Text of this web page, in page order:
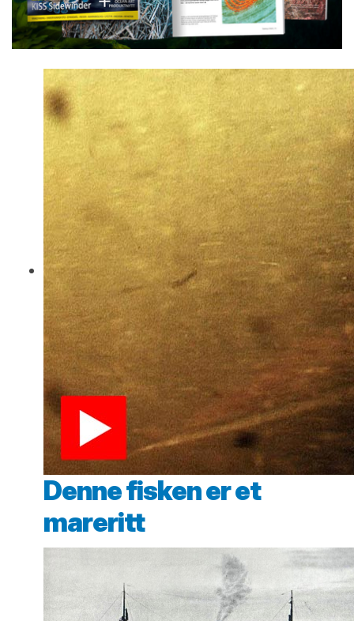
Denne fisken er et
mareritt